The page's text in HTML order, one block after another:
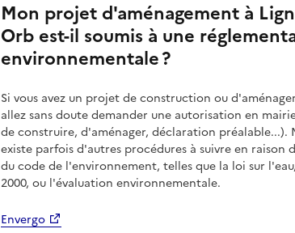
Mon projet d'aménagement à
Orb est-il soumis à une
environnementale ?
Si vous avez un projet de construction ou
allez sans doute demander une autorisation en
de construire, d'aménager, déclaration préalable...).
existe parfois d'autres procédures à suivre en raison
du code de l'environnement, telles que la loi sur
2000, ou l'évaluation environnementale.
Envergo